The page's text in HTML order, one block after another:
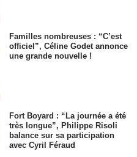
Familles nombreuses : “C’est
officiel”, Céline Godet annonce
une grande nouvelle !
Fort Boyard : “La journée a été
très longue”, Philippe Risoli
balance sur sa participation
avec Cyril Féraud